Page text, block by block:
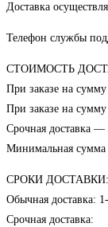
Доставка
Телефон службы
СТОИМОСТЬ
При заказе на
При заказе на
Срочная доставка —
Минимальная сумма
СРОКИ ДОСТАВКИ:
Обычная доставка:
Срочная доставка: